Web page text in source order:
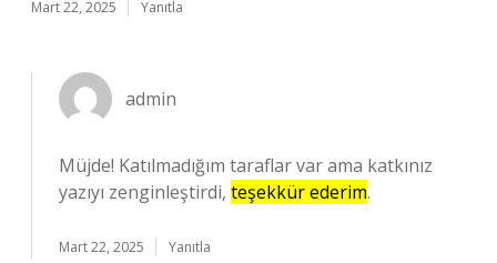
Mart 22, 2025 Yanıtla
admin
Müjde! Katılmadığım taraflar var ama katkınız
yazıyı zenginleştirdi, teşekkür ederim.
Mart 22, 2025 Yanıtla